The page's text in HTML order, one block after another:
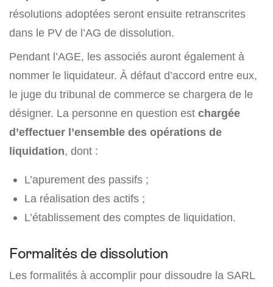
résolutions adoptées seront ensuite retranscrites
dans le PV de l’AG de dissolution.
Pendant l’AGE, les associés auront également à
nommer le liquidateur. À défaut d’accord entre eux,
le juge du tribunal de commerce se chargera de le
désigner. La personne en question est chargée
d’effectuer l’ensemble des opérations de
liquidation, dont :
L’apurement des passifs ;
La réalisation des actifs ;
L’établissement des comptes de liquidation.
Formalités de dissolution
Les formalités à accomplir pour dissoudre la SARL